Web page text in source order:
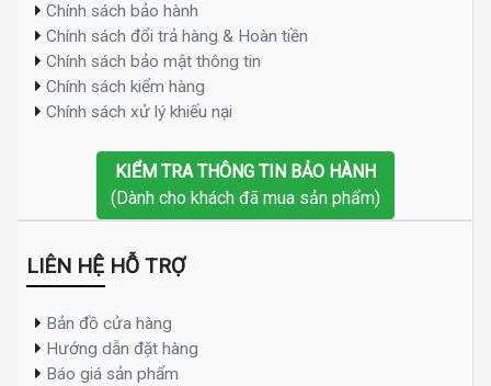
Chính sách bảo hành
Chính sách đổi trả hàng & Hoàn tiền
Chính sách bảo mật thông tin
Chính sách kiểm hàng
Chính sách xử lý khiếu nại
KIỂM TRA THÔNG TIN BẢO HÀNH
(Dành cho khách đã mua sản phẩm)
LIÊN HỆ HỖ TRỢ
Bản đồ cửa hàng
Hướng dẫn đặt hàng
Báo giá sản phẩm